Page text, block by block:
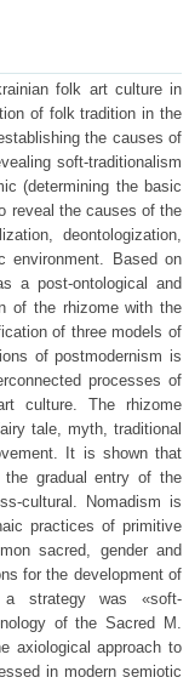
folk art culture in
of folk tradition in the
the causes of
soft-traditionalism
(determining the basic
reveal the causes of the
deontologization,
environment. Based on
a post-ontological and
of the rhizome with the
of three models of
of postmodernism is
processes of
culture. The rhizome
tale, myth, traditional
It is shown that
the gradual entry of the
cultural. Nomadism is
practices of primitive
sacred, gender and
for the development of
strategy was «soft-
of the Sacred M.
axiological approach to
in modern semiotic